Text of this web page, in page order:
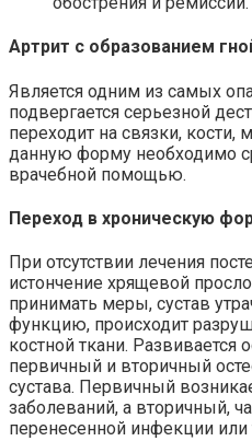
Артрит с образованием
Является одним из самых
подвергается серьезной
переходит на связки,
данную форму необходимо
врачебной помощью.
Переход в хроническую
При отсутствии лечения
истончение хрящевой
принимать меры, сустав
функцию, происходит
костной ткани. Развивается
первичный и вторичный
сустава. Первичный
заболеваний, а вторичный,
перенесенной инфекции или